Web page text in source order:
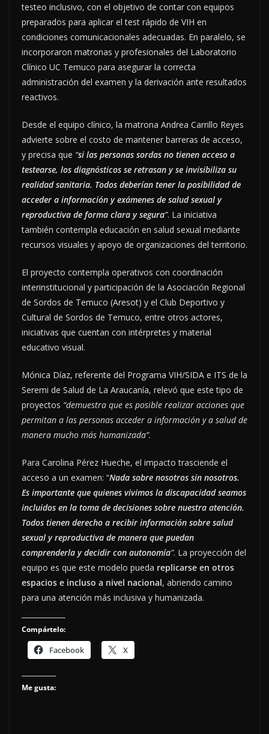
testeo inclusivo, con el objetivo de contar con equipos
preparados para aplicar el test rápido de VIH en
condiciones comunicacionales adecuadas. En paralelo, se
incorporaron matronas y profesionales del Laboratorio
Clínico UC Temuco para asegurar la correcta
administración del examen y la derivación ante resultados
reactivos.
Desde el equipo clínico, la matrona Andrea Carrillo Reyes
advierte sobre el costo de mantener barreras de acceso,
y precisa que “si las personas sordas no tienen acceso a
testearse, los diagnósticos se retrasan y se invisibiliza su
realidad sanitaria. Todos deberían tener la posibilidad de
acceder a información y exámenes de salud sexual y
reproductiva de forma clara y segura”. La iniciativa
también contempla educación en salud sexual mediante
recursos visuales y apoyo de organizaciones del territorio.
El proyecto contempla operativos con coordinación
interinstitucional y participación de la Asociación Regional
de Sordos de Temuco (Aresot) y el Club Deportivo y
Cultural de Sordos de Temuco, entre otros actores,
iniciativas que cuentan con intérpretes y material
educativo visual.
Mónica Díaz, referente del Programa VIH/SIDA e ITS de la
Seremi de Salud de La Araucanía, relevó que este tipo de
proyectos “demuestra que es posible realizar acciones que
permitan a las personas acceder a información y a salud de
manera mucho más humanizada”.
Para Carolina Pérez Hueche, el impacto trasciende el
acceso a un examen: “Nada sobre nosotros sin nosotros.
Es importante que quienes vivimos la discapacidad seamos
incluidos en la toma de decisiones sobre nuestra atención.
Todos tienen derecho a recibir información sobre salud
sexual y reproductiva de manera que puedan
comprenderla y decidir con autonomía”. La proyección del
equipo es que este modelo pueda replicarse en otros
espacios e incluso a nivel nacional, abriendo camino
para una atención más inclusiva y humanizada.
Compártelo:
Facebook X
Me gusta: